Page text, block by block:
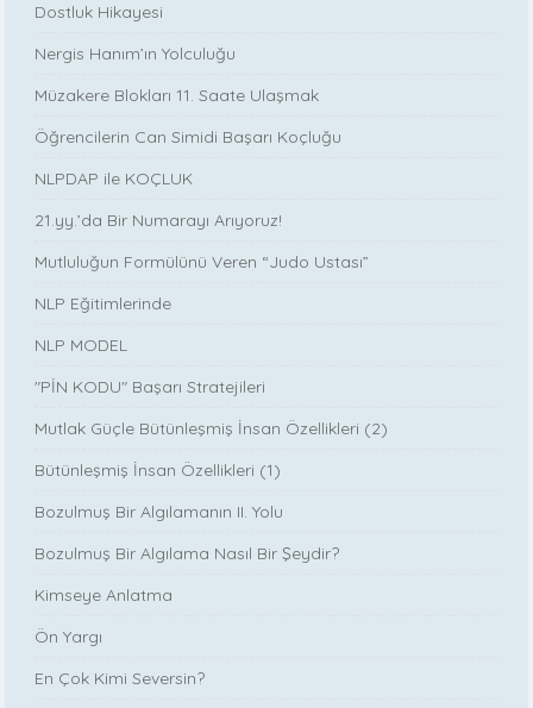
Dostluk Hikayesi
Nergis Hanım’ın Yolculuğu
Müzakere Blokları 11. Saate Ulaşmak
Öğrencilerin Can Simidi Başarı Koçluğu
NLPDAP ile KOÇLUK
21.yy.’da Bir Numarayı Arıyoruz!
Mutluluğun Formülünü Veren “Judo Ustası”
NLP Eğitimlerinde
NLP MODEL
"PİN KODU" Başarı Stratejileri
Mutlak Güçle Bütünleşmiş İnsan Özellikleri (2)
Bütünleşmiş İnsan Özellikleri (1)
Bozulmuş Bir Algılamanın II. Yolu
Bozulmuş Bir Algılama Nasıl Bir Şeydir?
Kimseye Anlatma
Ön Yargı
En Çok Kimi Seversin?